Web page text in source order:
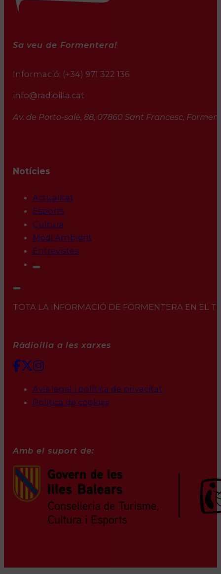
Sa veu de Formentera!
Informació: (+34) 971 322 136
info@radioilla.cat
Av. de Porto-salè, 88, 07860 Sant Francesc,
Notícies
Actualitat
Esports
Cultura
Medi Ambient
Entrevistes
TOTA LA INFORMACIÓ DE FORMENTERA EN EL
Ràdioilla a les xarxes
Avís legal i política de privacitat
Política de cookies
Amb el suport de: